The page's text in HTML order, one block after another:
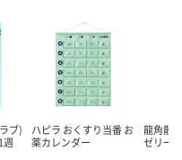
ブ)
週
ハピラ おくすり当番 お
薬カレンダー
龍角散
ゼリー